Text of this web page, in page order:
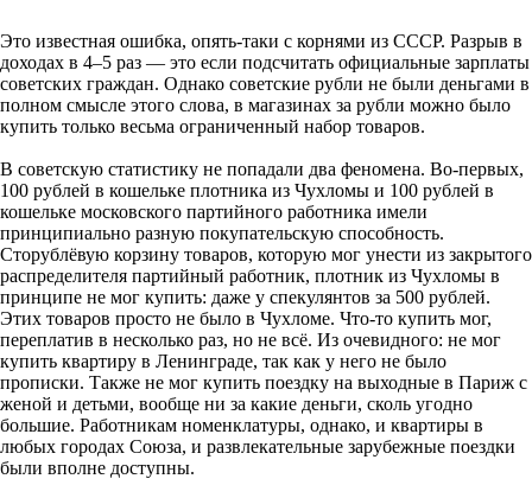
Это известная ошибка, опять-таки с корнями из СССР. Разрыв в
доходах в 4–5 раз — это если подсчитать официальные зарплаты
советских граждан. Однако советские рубли не были деньгами в
полном смысле этого слова, в магазинах за рубли можно было
купить только весьма ограниченный набор товаров.
В советскую статистику не попадали два феномена. Во-первых,
100 рублей в кошельке плотника из Чухломы и 100 рублей в
кошельке московского партийного работника имели
принципиально разную покупательскую способность.
Сторублёвую корзину товаров, которую мог унести из закрытого
распределителя партийный работник, плотник из Чухломы в
принципе не мог купить: даже у спекулянтов за 500 рублей.
Этих товаров просто не было в Чухломе. Что-то купить мог,
переплатив в несколько раз, но не всё. Из очевидного: не мог
купить квартиру в Ленинграде, так как у него не было
прописки. Также не мог купить поездку на выходные в Париж с
женой и детьми, вообще ни за какие деньги, сколь угодно
большие. Работникам номенклатуры, однако, и квартиры в
любых городах Союза, и развлекательные зарубежные поездки
были вполне доступны.